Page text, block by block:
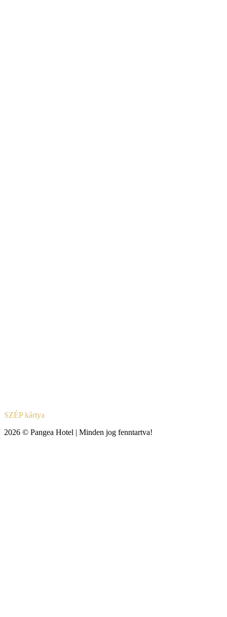
SZÉP kártya
2026 © Pangea Hotel | Minden jog fenntartva!